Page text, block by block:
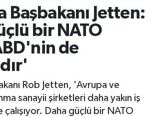
Başbakanı Jetten:
bir NATO
de
Rob Jetten, 'Avrupa ve
sanayii şirketleri daha yakın iş
Daha güçlü bir NATO